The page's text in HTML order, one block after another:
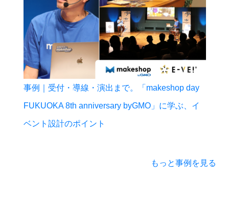
事例｜受付・導線・演出まで。「makeshop day
FUKUOKA 8th anniversary byGMO」に学ぶ、イ
ベント設計のポイント
もっと事例を見る